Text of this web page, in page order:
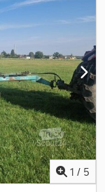
Mașina este
din anii 1990,
informații
1 / 5